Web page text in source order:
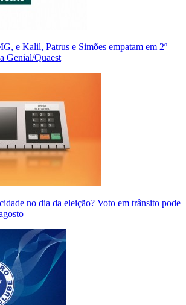
e Kalil, Patrus e Simões empatam em 2º
Genial/Quaest
no dia da eleição? Voto em trânsito pode